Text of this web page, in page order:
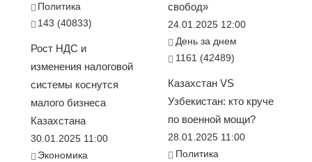
Политика
143 (40833)
Рост НДС и
изменения налоговой
системы коснутся
малого бизнеса
Казахстана
30.01.2025 11:00
Экономика
свобод»
24.01.2025 12:00
День за днем
1161 (42489)
Казахстан VS
Узбекистан: кто круче
по военной мощи?
28.01.2025 11:00
Политика